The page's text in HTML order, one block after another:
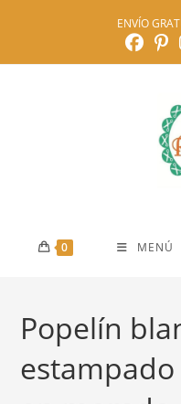
ENVÍO
0 MENÚ
Popelín